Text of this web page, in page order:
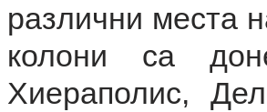
различни места
колони са
Хиераполис,